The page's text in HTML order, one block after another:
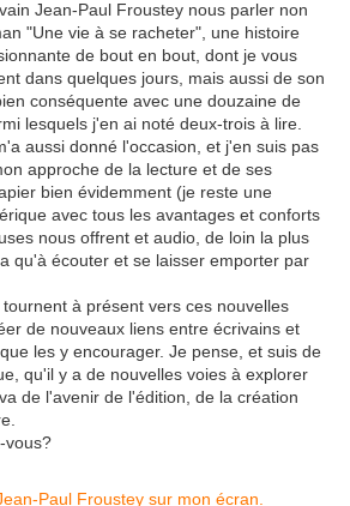
Jean-Paul Froustey nous parler non
"Une vie à se racheter", une histoire
de bout en bout, dont je vous
dans quelques jours, mais aussi de son
conséquente avec une douzaine de
lesquels j'en ai noté deux-trois à lire.
aussi donné l'occasion, et j'en suis pas
approche de la lecture et de ses
bien évidemment (je reste une
avec tous les avantages et conforts
nous offrent et audio, de loin la plus
qu'à écouter et se laisser emporter par
à présent vers ces nouvelles
de nouveaux liens entre écrivains et
les y encourager. Je pense, et suis de
qu'il y a de nouvelles voies à explorer
de l'avenir de l'édition, de la création
vous?